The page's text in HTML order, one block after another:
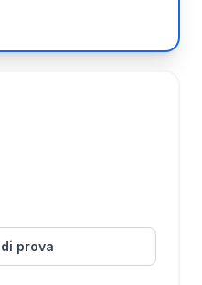
prova